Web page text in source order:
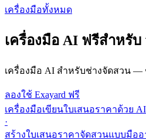
เครื่องมือทั้งหมด
เครื่องมือ AI ฟรีสำหรั
เครื่องมือ AI สำหรับช่างจัดสวน
ลองใช้ Exayard ฟรี
เครื่องมือเขียนใบเสนอราคาด้วย AI
·
สร้างใบเสนอราคาจัดสวนแบบมือ